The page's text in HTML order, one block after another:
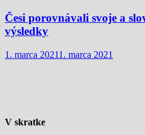
Česi porovnávali svoje a
výsledky
1. marca 20211. marca 2021
V skratke